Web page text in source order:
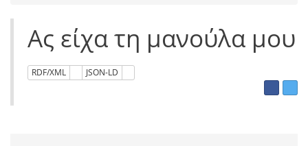
Ας είχα τη μανούλα μου
RDF/XML JSON-LD